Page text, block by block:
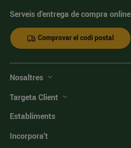
Serveis d'entrega de compra online
Comprovar el codi postal
Nosaltres
Targeta Client
Establiments
Incorpora't